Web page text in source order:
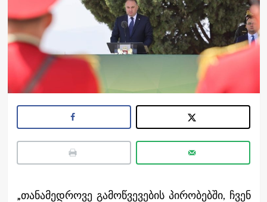
„თანამედროვე გამოწვევების პირობებში, ჩვენ